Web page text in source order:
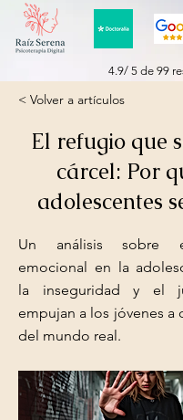
4.9/ 5 de 99
< Volver a artículos
El refugio que
cárcel: Por
adolescentes
Un análisis sobre
emocional en la
la inseguridad y el
empujan a los jóvenes a
del mundo real.